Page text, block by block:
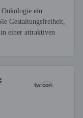
ein
Gestaltungsfreiheit,
einer attraktiven